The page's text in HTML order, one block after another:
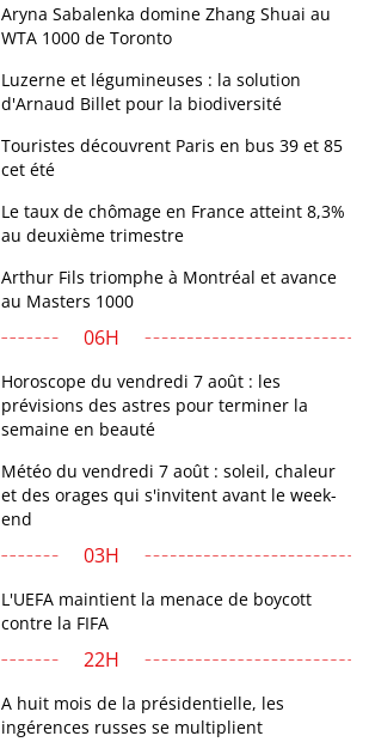
Aryna Sabalenka domine Zhang Shuai au
WTA 1000 de Toronto
Luzerne et légumineuses : la solution
d'Arnaud Billet pour la biodiversité
Touristes découvrent Paris en bus 39 et 85
cet été
Le taux de chômage en France atteint 8,3%
au deuxième trimestre
Arthur Fils triomphe à Montréal et avance
au Masters 1000
06H
Horoscope du vendredi 7 août : les
prévisions des astres pour terminer la
semaine en beauté
Météo du vendredi 7 août : soleil, chaleur
et des orages qui s'invitent avant le week-
end
03H
L'UEFA maintient la menace de boycott
contre la FIFA
22H
A huit mois de la présidentielle, les
ingérences russes se multiplient